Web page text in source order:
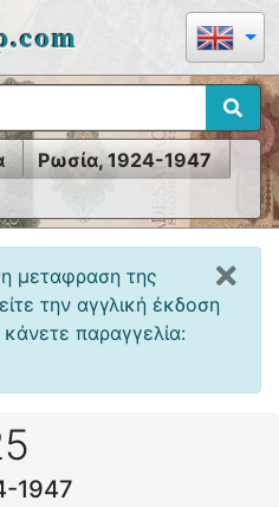
Ρωσία, 1924-1947
μεταφραση της
την αγγλική έκδοση
κάνετε παραγγελία:
1947